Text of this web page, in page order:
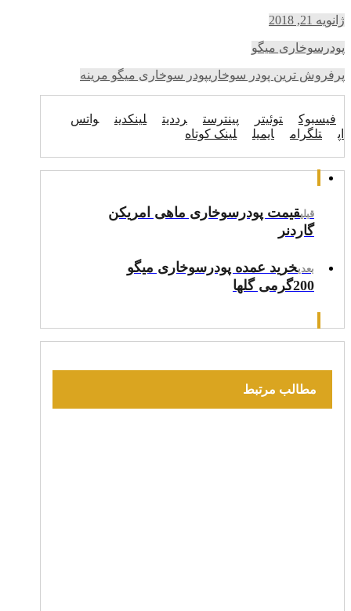
ژانویه 21, 2018
پودرسوخاری میگو
پرفروش ترین پودر سوخاریپودر سوخاری میگو مرینه
فیسبوک توئیتر پینترست رددیت لینکدین
واتس
اپ
تلگرام ایمیل لینک کوتاه
قبلیقیمت پودرسوخاری ماهی امریکن
گاردنر
بعدیخرید عمده پودرسوخاری میگو
200گرمی گلها
مطالب مرتبط